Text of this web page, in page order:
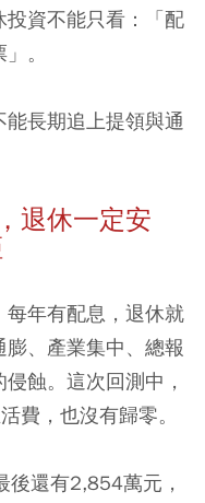
資不能只看：「配
。
長期追上提領與通
退休一定安
年有配息，退休就
、產業集中、總報
蝕。這次回測中，
費，也沒有歸零。
還有2,854萬元，